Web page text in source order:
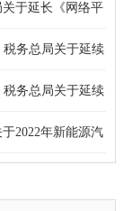
于延长《网络平
告
税务总局关于延续
的公告
税务总局关于延续
告[政策延期]
2022年新能源汽